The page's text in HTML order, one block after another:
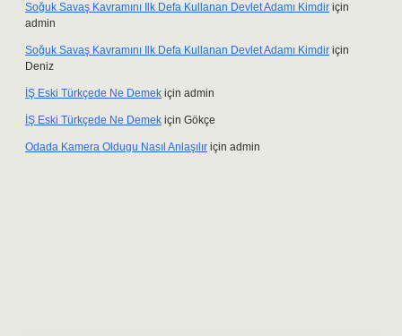
Soğuk Savaş Kavramını Ilk Defa Kullanan Devlet Adamı Kimdir için
admin
Soğuk Savaş Kavramını Ilk Defa Kullanan Devlet Adamı Kimdir için
Deniz
İŞ Eski Türkçede Ne Demek için admin
İŞ Eski Türkçede Ne Demek için Gökçe
Odada Kamera Oldugu Nasıl Anlaşılır için admin